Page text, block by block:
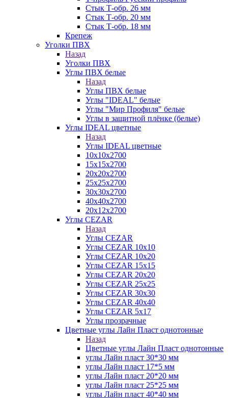
Стык Т-обр. 26 мм
Стык Т-обр. 20 мм
Стык Т-обр. 18 мм
Крепеж
Уголки ПВХ
Назад
Уголки ПВХ
Углы ПВХ белые
Назад
Углы ПВХ белые
Углы "IDEAL" белые
Углы "Мир Профиля" белые
Углы в защитной плёнке (белые)
Углы IDEAL цветные
Назад
Углы IDEAL цветные
10х10х2700
15х15х2700
20х20х2700
25х25х2700
30х30х2700
40х40х2700
20х12х2700
Углы CEZAR
Назад
Углы CEZAR
Углы CEZAR 10х10
Углы CEZAR 10х20
Углы CEZAR 15х15
Углы CEZAR 20х20
Углы CEZAR 25х25
Углы CEZAR 30х30
Углы CEZAR 40х40
Углы CEZAR 5х17
Углы прозрачные
Цветные углы Лайн Пласт однотонные
Назад
Цветные углы Лайн Пласт однотонные
углы Лайн пласт 30*30 мм
углы Лайн пласт 17*5 мм
углы Лайн пласт 20*20 мм
углы Лайн пласт 25*25 мм
углы Лайн пласт 40*40 мм